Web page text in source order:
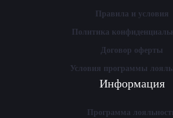
Правила и условия
Политика
Договор оферты
Условия программы
Информация
Программа